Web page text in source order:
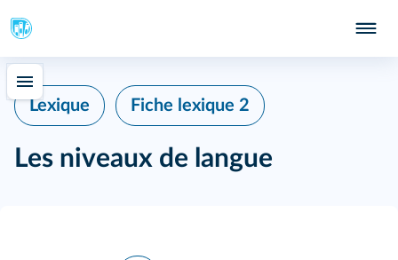
Lexique Fiche lexique 2
Les niveaux de langue